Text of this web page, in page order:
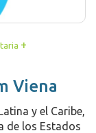
+
Viena
y el Caribe,
de los Estados